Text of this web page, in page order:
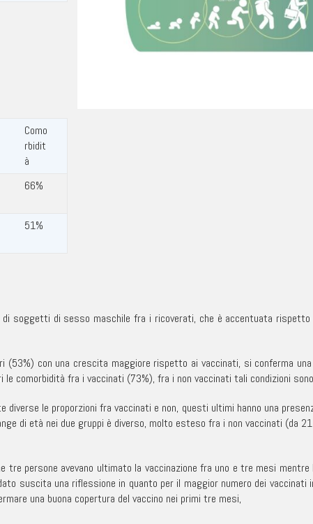
Como
rbidit
à
66%
51%
di soggetti di sesso maschile fra i ricoverati, che è accentuata
(53%) con una crescita maggiore rispetto ai vaccinati, si conferma
le comorbidità fra i vaccinati (73%), fra i non vaccinati tali condizioni
le proporzioni fra vaccinati e non, questi ultimi hanno una
di età nei due gruppi è diverso, molto esteso fra i non vaccinati (da
tre persone avevano ultimato la vaccinazione fra uno e tre mesi
suscita una riflessione in quanto per il maggior numero dei vaccinati
una buona copertura del vaccino nei primi tre mesi,